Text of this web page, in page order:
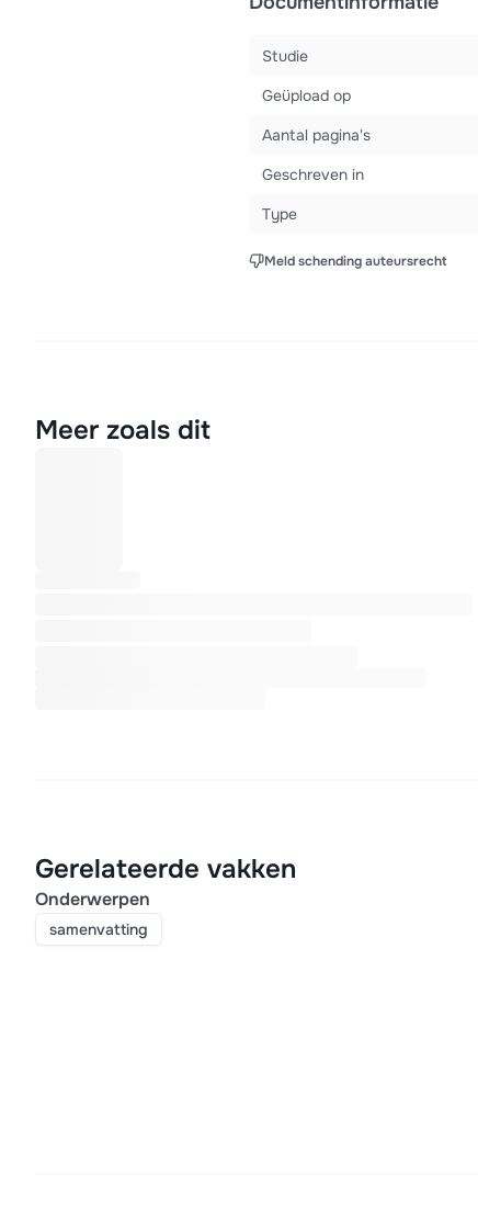
Studie
Geüpload op
Aantal pagina's
Geschreven in
Type
Meld schending auteursrecht
Meer zoals dit
Gerelateerde vakken
Onderwerpen
samenvatting